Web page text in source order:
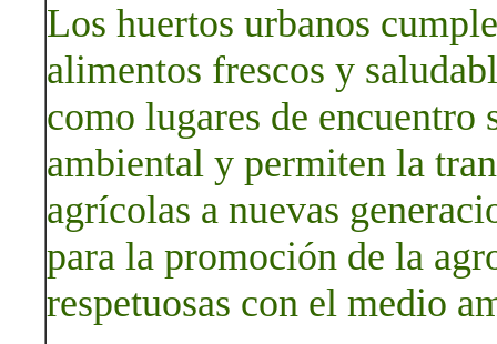
Los huertos urbanos
alimentos frescos y
como lugares de
ambiental y permiten la
agrícolas a nuevas
para la promoción de la
respetuosas con el medio